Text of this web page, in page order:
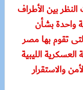
بين الأطراف
واحدة بشأن
تقوم بها مصر
الليبية
والاستقرار